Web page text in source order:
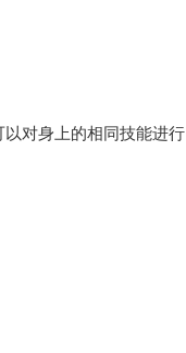
对身上的相同技能进行